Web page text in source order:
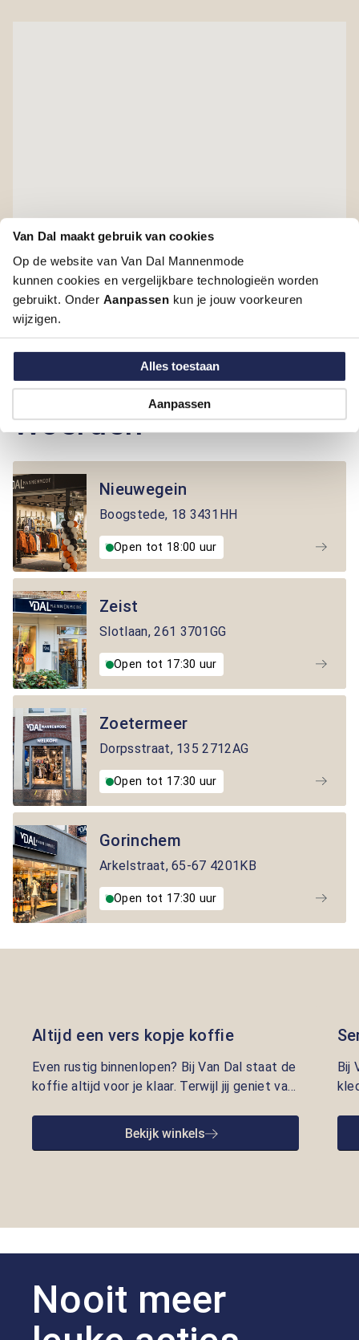
Van Dal maakt gebruik van cookies
Op de website van Van Dal Mannenmode
kunnen cookies en vergelijkbare technologieën worden
gebruikt. Onder Aanpassen kun je jouw voorkeuren
wijzigen.
Alles toestaan
Aanpassen
Winkels in de buurt van
Woerden
Nieuwegein
Boogstede, 18 3431HH
Open tot 18:00 uur
Zeist
Slotlaan,261 3701GG
Open tot 17:30 uur
Zoetermeer
Dorpsstraat,1352712AG
Open tot 17:30 uur
Gorinchem
Arkelstraat,65-67 4201KB
Open tot 17:30 uur
Altijd een vers kopje koffie
Even rustig binnenlopen? Bij Van Dal staat de
koffie altijd voor je klaar. Terwijl jij geniet van
om je te helpen met kleding die écht bij je
past. Persoonlijke aandacht en gastvrijheid
Bekijk winkels
Bij
Nooit meer